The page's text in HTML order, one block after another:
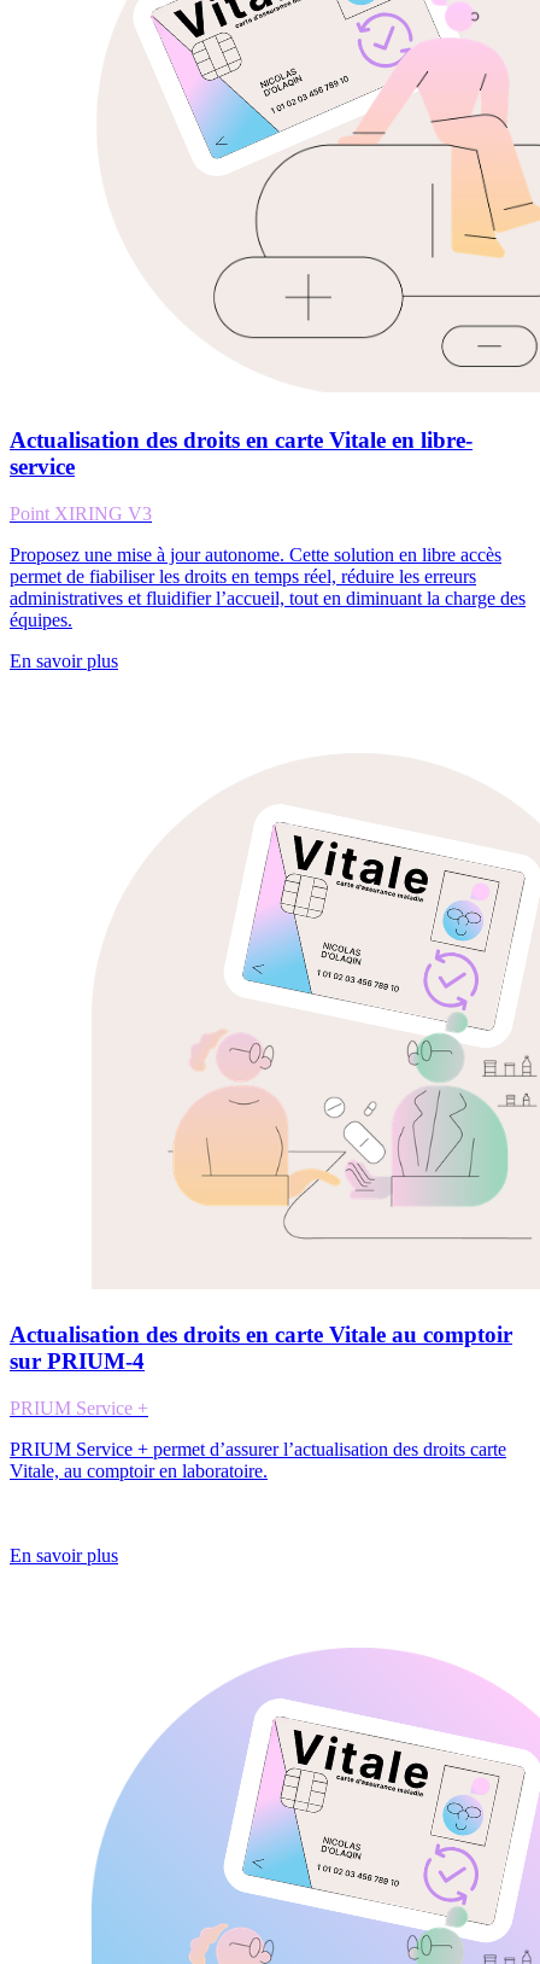
Actualisation des droits en carte Vitale en libre-
service
Point XIRING V3
Proposez une mise à jour autonome. Cette solution en libre accès
permet de fiabiliser les droits en temps réel, réduire les erreurs
administratives et fluidifier l’accueil, tout en diminuant la charge des
équipes.
En savoir plus
Actualisation des droits en carte Vitale au comptoir
sur PRIUM-4
PRIUM Service +
PRIUM Service + permet d’assurer l’actualisation des droits carte
Vitale, au comptoir en laboratoire.
En savoir plus